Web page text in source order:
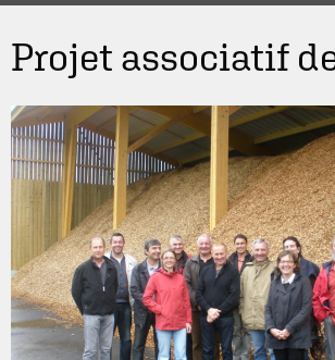
Projet associatif